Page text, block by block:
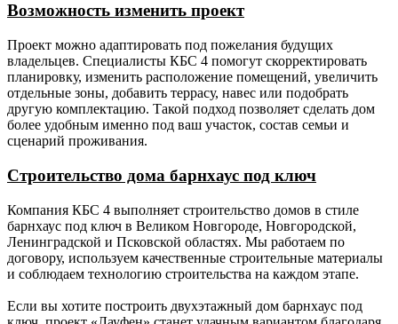
Утепление
стены,
внутренние
несущие).
-
150 мм (для каркаса с
толщиной наружной стены
150 мм); 200 мм (для
каркаса с толщиной
наружной стены 200 мм).
Утепление
пола,
потолка
-
150 мм (для каркаса с
толщиной наружной стены
наружной стены 200 мм).
Утепление
перегородок.
-
100 мм Роквул (или аналог),
пароизоляция по верх
утеплителя Ондутис В (или
аналог) с двух сторон
поверх утеплителя, контр
обрешётка из бруска 30 х 50
мм.
Возможность изменить проект
Проект можно адаптировать под пожелания будущих
владельцев. Специалисты КБС 4 помогут скорректировать
планировку, изменить расположение помещений, увеличить
отдельные зоны, добавить террасу, навес или подобрать
другую комплектацию. Такой подход позволяет сделать дом
более удобным именно под ваш участок, состав семьи и
сценарий проживания.
Строительство дома барнхаус под ключ
Компания КБС 4 выполняет строительство домов в стиле
барнхаус под ключ в Великом Новгороде, Новгородской,
Ленинградской и Псковской областях. Мы работаем по
договору, используем качественные строительные материалы
и соблюдаем технологию строительства на каждом этапе.
Если вы хотите построить двухэтажный дом барнхаус под